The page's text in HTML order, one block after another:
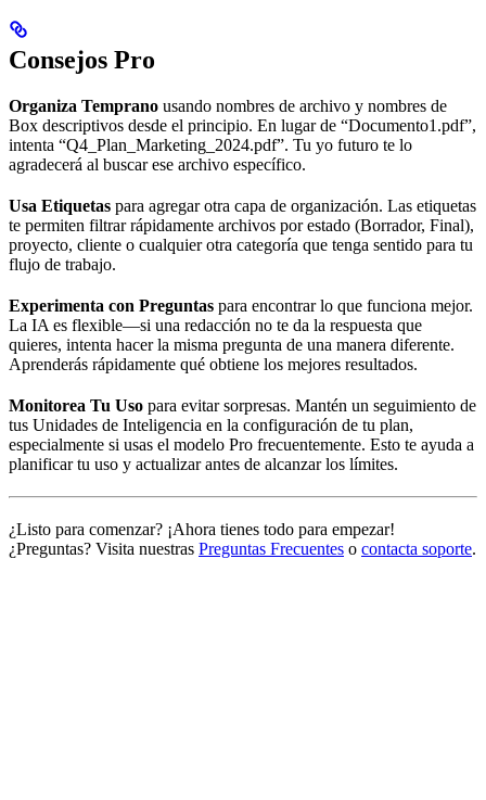
Consejos Pro
Organiza Temprano usando nombres de archivo y nombres de
Box descriptivos desde el principio. En lugar de “Documento1.pdf”,
intenta “Q4_Plan_Marketing_2024.pdf”. Tu yo futuro te lo
agradecerá al buscar ese archivo específico.
Usa Etiquetas para agregar otra capa de organización. Las etiquetas
te permiten filtrar rápidamente archivos por estado (Borrador, Final),
proyecto, cliente o cualquier otra categoría que tenga sentido para tu
flujo de trabajo.
Experimenta con Preguntas para encontrar lo que funciona mejor.
La IA es flexible—si una redacción no te da la respuesta que
quieres, intenta hacer la misma pregunta de una manera diferente.
Aprenderás rápidamente qué obtiene los mejores resultados.
Monitorea Tu Uso para evitar sorpresas. Mantén un seguimiento de
tus Unidades de Inteligencia en la configuración de tu plan,
especialmente si usas el modelo Pro frecuentemente. Esto te ayuda a
planificar tu uso y actualizar antes de alcanzar los límites.
¿Listo para comenzar? ¡Ahora tienes todo para empezar!
¿Preguntas? Visita nuestras Preguntas Frecuentes o contacta soporte.